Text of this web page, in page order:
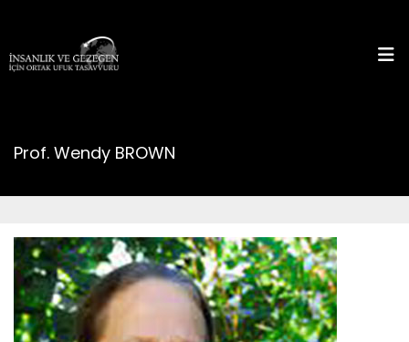
Prof. Wendy BROWN